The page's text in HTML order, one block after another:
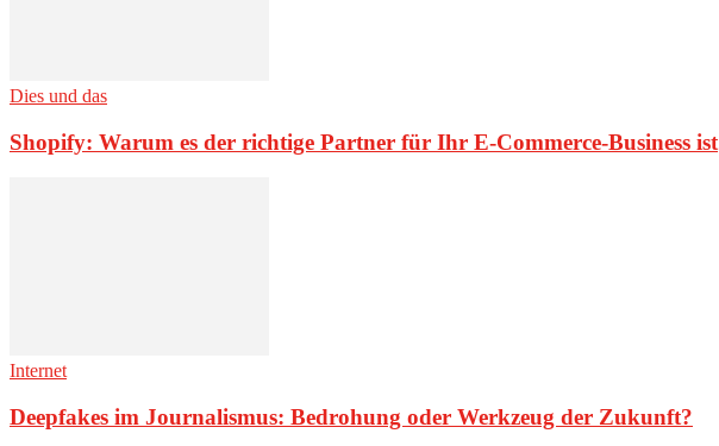
Dies und das
Shopify: Warum es der richtige Partner für Ihr E-Commerce-Business ist
Internet
Deepfakes im Journalismus: Bedrohung oder Werkzeug der Zukunft?